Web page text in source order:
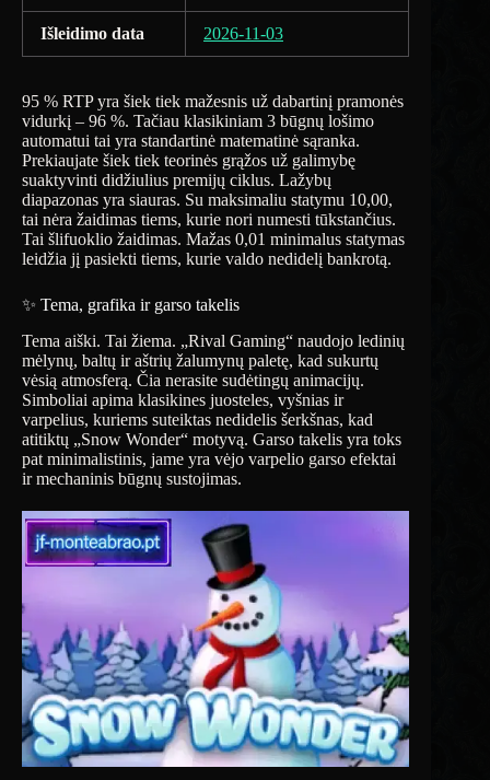
Išleidimo data 2026-11-03
95 % RTP yra šiek tiek mažesnis už dabartinį pramonės
vidurkį – 96 %. Tačiau klasikiniam 3 būgnų lošimo
automatui tai yra standartinė matematinė sąranka.
Prekiaujate šiek tiek teorinės grąžos už galimybę
suaktyvinti didžiulius premijų ciklus. Lažybų
diapazonas yra siauras. Su maksimaliu statymu 10,00,
tai nėra žaidimas tiems, kurie nori numesti tūkstančius.
Tai šlifuoklio žaidimas. Mažas 0,01 minimalus statymas
leidžia jį pasiekti tiems, kurie valdo nedidelį bankrotą.
✨ Tema, grafika ir garso takelis
Tema aiški. Tai žiema. „Rival Gaming“ naudojo ledinių
mėlynų, baltų ir aštrių žalumynų paletę, kad sukurtų
vėsią atmosferą. Čia nerasite sudėtingų animacijų.
Simboliai apima klasikines juosteles, vyšnias ir
varpelius, kuriems suteiktas nedidelis šerkšnas, kad
atitiktų „Snow Wonder“ motyvą. Garso takelis yra toks
pat minimalistinis, jame yra vėjo varpelio garso efektai
ir mechaninis būgnų sustojimas.